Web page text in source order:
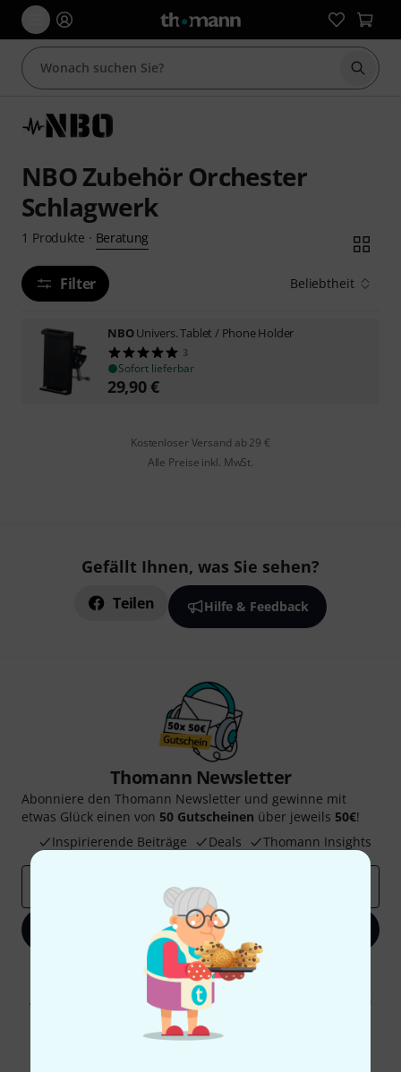
Suche
NBO Zubehör Orchester
Schlagwerk
1 Produkte · Beratung
Filter Beliebtheit
NBOUnivers. Tablet / Phone Holder
3
Sofort lieferbar
29,90€
Kostenloser Versand ab 29 €
Alle Preise inkl. MwSt.
Gefällt Ihnen, was Sie sehen?
Teilen Hilfe & Feedback
Thomann Newsletter
Abonniere den Thomann Newsletter und gewinne mit
etwas Glück einen von 50 Gutscheinen über jeweils 50€!
Inspirierende Beiträge
Deals Thomann Insights
Jetzt anmelden
Mit Klick auf „Jetzt anmelden“ stimmen Sie dem Erhalt von E-Mail-
Werbung und einer Messung des E-Mail-Nutzungsverhaltens zu. Die
Abmeldung ist jederzeit möglich. Weitere Informationen finden Sie in
unserenDatenschutzhinweisen
* Pflichtfeld